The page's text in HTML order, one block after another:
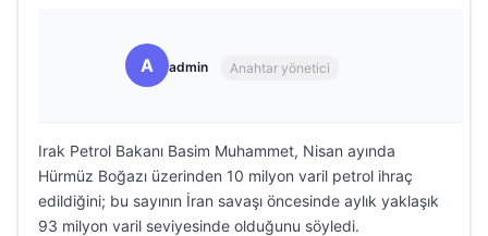
A admin Anahtar yönetici
Irak Petrol Bakanı Basim Muhammet, Nisan ayında
Hürmüz Boğazı üzerinden 10 milyon varil petrol ihraç
edildiğini; bu sayının İran savaşı öncesinde aylık yaklaşık
93 milyon varil seviyesinde olduğunu söyledi.